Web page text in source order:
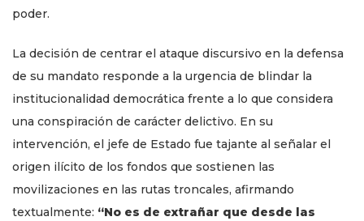
poder.
La decisión de centrar el ataque discursivo en la defensa
de su mandato responde a la urgencia de blindar la
institucionalidad democrática frente a lo que considera
una conspiración de carácter delictivo. En su
intervención, el jefe de Estado fue tajante al señalar el
origen ilícito de los fondos que sostienen las
movilizaciones en las rutas troncales, afirmando
textualmente: “No es de extrañar que desde las